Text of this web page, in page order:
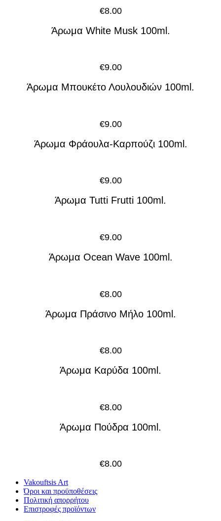
€8.00
Άρωμα White Musk 100ml.
€9.00
Άρωμα Μπουκέτο Λουλουδιών 100ml.
€9.00
Άρωμα Φράουλα-Καρπούζι 100ml.
€9.00
Άρωμα Tutti Frutti 100ml.
€9.00
Άρωμα Ocean Wave 100ml.
€8.00
Άρωμα Πράσινο Μήλο 100ml.
€8.00
Άρωμα Καρύδα 100ml.
€8.00
Άρωμα Πούδρα 100ml.
€8.00
Vakouftsis Art
Όροι και προϋποθέσεις
Πολιτική απορρήτου
Επιστροφές προϊόντων